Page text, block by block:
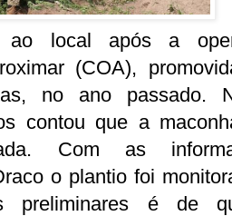
ao local após a
(COA),
no ano passado.
contou que a
Com as
o plantio foi
preliminares é de